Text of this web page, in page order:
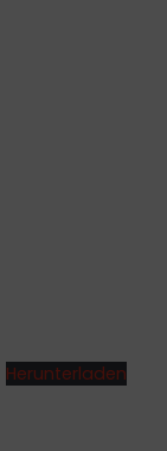
Herunterladen